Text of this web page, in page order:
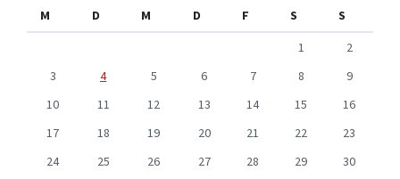
M
D M D F S
S
1
2
3
4 5 6 7 8
9
10
11 12 13 14 15
16
17
18 19 20 21 22
23
24
25 26 27 28 29
30